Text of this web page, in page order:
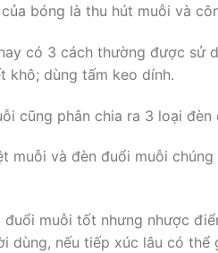
bóng là thu hút muỗi và
có 3 cách thường được sử
khô; dùng tấm keo dính.
cũng phân chia ra 3 loại
muỗi và đèn đuổi muỗi
đuổi muỗi tốt nhưng nhược
dùng, nếu tiếp xúc lâu có thể